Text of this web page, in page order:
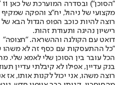
מקצועי של ניהול, יח"צ והפקה שמקיף
רוצה להיות כוכב הפופ הגדול הבא
רישיון נהיגה ותעודת זהות.
דואט עם הקולגה וההשראה. "חצופה"
"כל ההתעסקות עם כסף זה לא משהו
הכל עובר בין הסוכן שלי לאמא שלי.
בנק עדיין, אפילו לא קיבלתי עדיין
רוצה משהו, אני יכול לקנות אותו,